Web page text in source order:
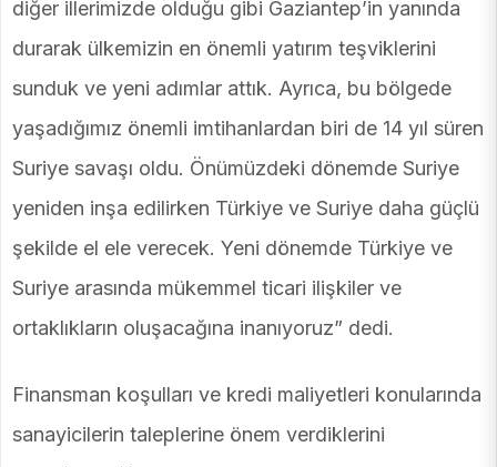
diğer illerimizde olduğu gibi Gaziantep’in yanında
durarak ülkemizin en önemli yatırım teşviklerini
sunduk ve yeni adımlar attık. Ayrıca, bu bölgede
yaşadığımız önemli imtihanlardan biri de 14 yıl süren
Suriye savaşı oldu. Önümüzdeki dönemde Suriye
yeniden inşa edilirken Türkiye ve Suriye daha güçlü
şekilde el ele verecek. Yeni dönemde Türkiye ve
Suriye arasında mükemmel ticari ilişkiler ve
ortaklıkların oluşacağına inanıyoruz” dedi.
Finansman koşulları ve kredi maliyetleri konularında
sanayicilerin taleplerine önem verdiklerini